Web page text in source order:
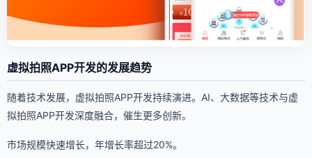
虚拟拍照APP开发的发展趋势
随着技术发展，虚拟拍照APP开发持续演进。AI、大数据等技术与虚
拟拍照APP开发深度融合，催生更多创新。
市场规模快速增长，年增长率超过20%。